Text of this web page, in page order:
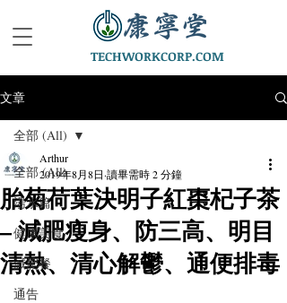
TECHWORKCORP.COM
文章
全部 (All)
湯水篇
健康美食
減肥餐
通告
全部 (All)
胎菊荷葉決明子紅棗杞子茶
– 減肥瘦身、防三高、明目
清熱、清心解鬱、通便排毒
Arthur
2019年8月8日 讀畢需時 2 分鐘